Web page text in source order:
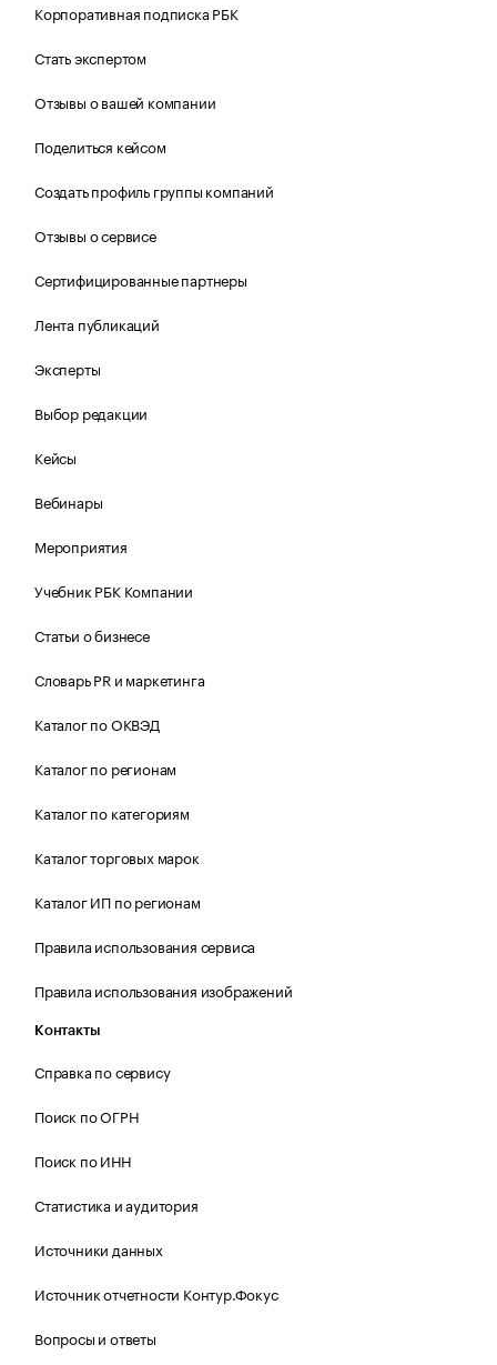
Корпоративная подписка РБК
Стать экспертом
Отзывы о вашей компании
Поделиться кейсом
Создать профиль группы компаний
Отзывы о сервисе
Сертифицированные партнеры
Лента публикаций
Эксперты
Выбор редакции
Кейсы
Вебинары
Мероприятия
Учебник РБК Компании
Статьи о бизнесе
Словарь PR и маркетинга
Каталог по ОКВЭД
Каталог по регионам
Каталог по категориям
Каталог торговых марок
Каталог ИП по регионам
Правила использования сервиса
Правила использования изображений
Контакты
Справка по сервису
Поиск по ОГРН
Поиск по ИНН
Статистика и аудитория
Источники данных
Источник отчетности Контур.Фокус
Вопросы и ответы